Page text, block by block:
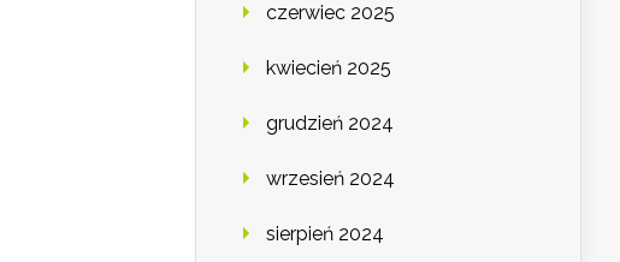
czerwiec 2025
kwiecień 2025
grudzień 2024
wrzesień 2024
sierpień 2024